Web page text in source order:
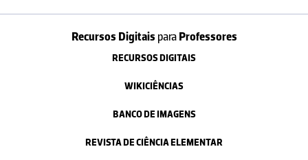
Recursos Digitais paraProfessores
RECURSOS DIGITAIS
WIKICIÊNCIAS
BANCO DE IMAGENS
REVISTA DE CIÊNCIA ELEMENTAR